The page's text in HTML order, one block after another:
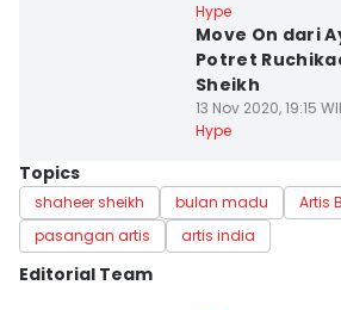
Hype
Move On dari
Potret
Sheikh
13 Nov 2020, 19:15
Hype
Topics
shaheer sheikh bulan madu
Artis
pasangan artis
artis india
Editorial Team